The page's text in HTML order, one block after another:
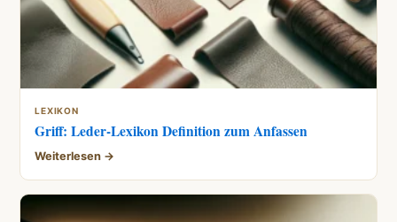
LEXIKON
Griff: Leder-Lexikon Definition zum Anfassen
Weiterlesen →